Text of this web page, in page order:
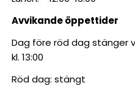
Avvikande öppettider
Dag före röd dag stänger
kl. 13:00
Röd dag: stängt